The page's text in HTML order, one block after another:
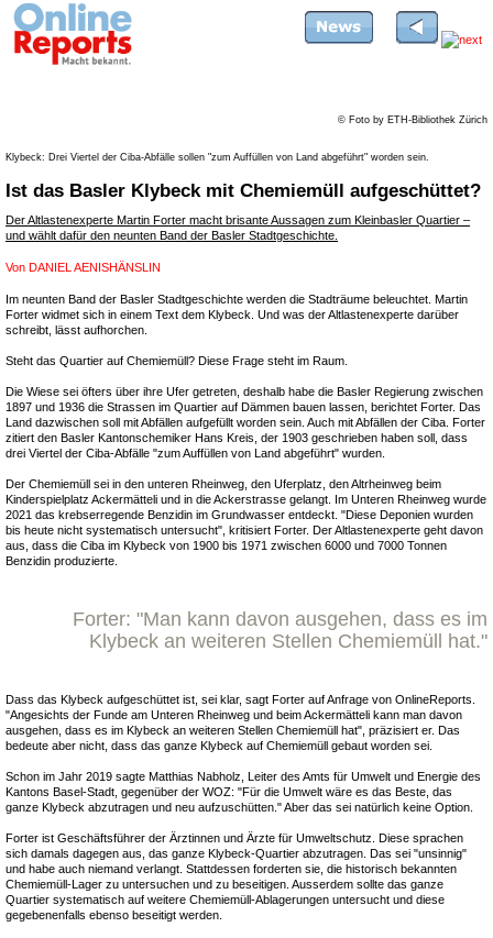
© Foto by ETH-Bibliothek Zürich
Klybeck: Drei Viertel der Ciba-Abfälle sollen "zum Auffüllen von Land abgeführt" worden sein.
Ist das Basler Klybeck mit Chemiemüll aufgeschüttet?
Der Altlastenexperte Martin Forter macht brisante Aussagen zum Kleinbasler Quartier –
und wählt dafür den neunten Band der Basler Stadtgeschichte.
Von DANIEL AENISHÄNSLIN
Im neunten Band der Basler Stadtgeschichte werden die Stadträume beleuchtet. Martin
Forter widmet sich in einem Text dem Klybeck. Und was der Altlastenexperte darüber
schreibt, lässt aufhorchen.
Steht das Quartier auf Chemiemüll? Diese Frage steht im Raum.
Die Wiese sei öfters über ihre Ufer getreten, deshalb habe die Basler Regierung zwischen
1897 und 1936 die Strassen im Quartier auf Dämmen bauen lassen, berichtet Forter. Das
Land dazwischen soll mit Abfällen aufgefüllt worden sein. Auch mit Abfällen der Ciba. Forter
zitiert den Basler Kantonschemiker Hans Kreis, der 1903 geschrieben haben soll, dass
drei Viertel der Ciba-Abfälle "zum Auffüllen von Land abgeführt" wurden.
Der Chemiemüll sei in den unteren Rheinweg, den Uferplatz, den Altrheinweg beim
Kinderspielplatz Ackermätteli und in die Ackerstrasse gelangt. Im Unteren Rheinweg wurde
2021 das krebserregende Benzidin im Grundwasser entdeckt. "Diese Deponien wurden
bis heute nicht systematisch untersucht", kritisiert Forter. Der Altlastenexperte geht davon
aus, dass die Ciba im Klybeck von 1900 bis 1971 zwischen 6000 und 7000 Tonnen
Benzidin produzierte.
Forter: "Man kann davon ausgehen, dass es im
Klybeck an weiteren Stellen Chemiemüll hat."
Dass das Klybeck aufgeschüttet ist, sei klar, sagt Forter auf Anfrage von OnlineReports.
"Angesichts der Funde am Unteren Rheinweg und beim Ackermätteli kann man davon
ausgehen, dass es im Klybeck an weiteren Stellen Chemiemüll hat", präzisiert er. Das
bedeute aber nicht, dass das ganze Klybeck auf Chemiemüll gebaut worden sei.
Schon im Jahr 2019 sagte Matthias Nabholz, Leiter des Amts für Umwelt und Energie des
Kantons Basel-Stadt, gegenüber der WOZ: "Für die Umwelt wäre es das Beste, das
ganze Klybeck abzutragen und neu aufzuschütten." Aber das sei natürlich keine Option.
Forter ist Geschäftsführer der Ärztinnen und Ärzte für Umweltschutz. Diese sprachen
sich damals dagegen aus, das ganze Klybeck-Quartier abzutragen. Das sei "unsinnig"
und habe auch niemand verlangt. Stattdessen forderten sie, die historisch bekannten
Chemiemüll-Lager zu untersuchen und zu beseitigen. Ausserdem sollte das ganze
Quartier systematisch auf weitere Chemiemüll­-Ablagerungen untersucht und diese
gegebenenfalls ebenso beseitigt werden.